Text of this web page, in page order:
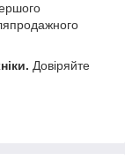
Довіряйте